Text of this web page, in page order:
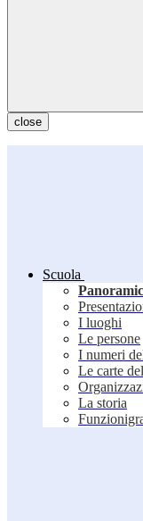
close
Scuola
I luoghi
Le persone
I numeri
Le carte
La storia